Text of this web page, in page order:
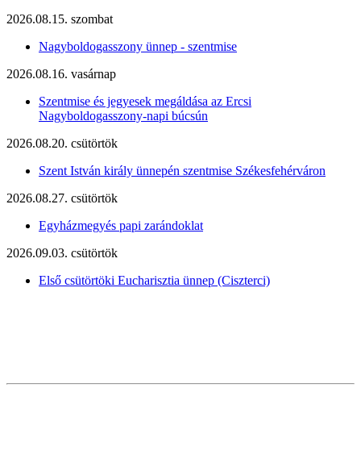
2026.08.15. szombat
Nagyboldogasszony ünnep - szentmise
2026.08.16. vasárnap
Szentmise és jegyesek megáldása az Ercsi
Nagyboldogasszony-napi búcsún
2026.08.20. csütörtök
Szent István király ünnepén szentmise Székesfehérváron
2026.08.27. csütörtök
Egyházmegyés papi zarándoklat
2026.09.03. csütörtök
Első csütörtöki Eucharisztia ünnep (Ciszterci)